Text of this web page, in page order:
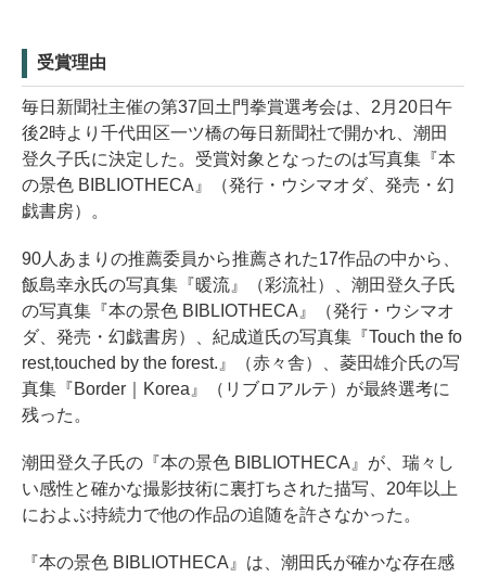
受賞理由
毎日新聞社主催の第37回土門拳賞選考会は、2月20日午
後2時より千代田区一ツ橋の毎日新聞社で開かれ、潮田
登久子氏に決定した。受賞対象となったのは写真集『本
の景色 BIBLIOTHECA』（発行・ウシマオダ、発売・幻
戯書房）。
90人あまりの推薦委員から推薦された17作品の中から、
飯島幸永氏の写真集『暖流』（彩流社）、潮田登久子氏
の写真集『本の景色 BIBLIOTHECA』（発行・ウシマオ
ダ、発売・幻戯書房）、紀成道氏の写真集『Touch the fo
rest,touched by the forest.』（赤々舎）、菱田雄介氏の写
真集『Border｜Korea』（リブロアルテ）が最終選考に
残った。
潮田登久子氏の『本の景色 BIBLIOTHECA』が、瑞々し
い感性と確かな撮影技術に裏打ちされた描写、20年以上
におよぶ持続力で他の作品の追随を許さなかった。
『本の景色 BIBLIOTHECA』は、潮田氏が確かな存在感